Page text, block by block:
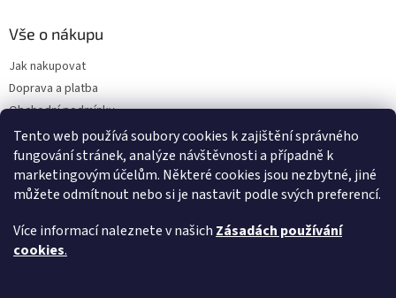
Tento web používá soubory cookies k zajištění správného
fungování stránek, analýze návštěvnosti a případně k
marketingovým účelům. Některé cookies jsou nezbytné, jiné
můžete odmítnout nebo si je nastavit podle svých preferencí.
Více informací naleznete v našich Zásadách používání
cookies.
Vše o nákupu
Jak nakupovat
Doprava a platba
Obchodní podmínky
Podmínky ochrany osobních údajů
Předplatné
O nás
Sezónnost exotického ovoce
Napsali o nás
FAQ - Nejčastější dotazy